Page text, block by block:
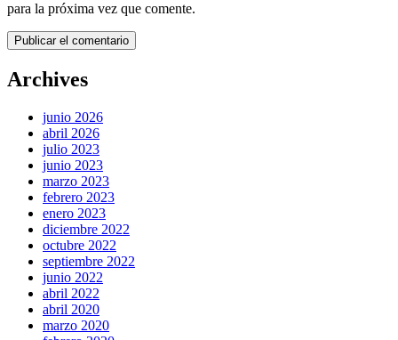
para la próxima vez que comente.
Archives
junio 2026
abril 2026
julio 2023
junio 2023
marzo 2023
febrero 2023
enero 2023
diciembre 2022
octubre 2022
septiembre 2022
junio 2022
abril 2022
abril 2020
marzo 2020